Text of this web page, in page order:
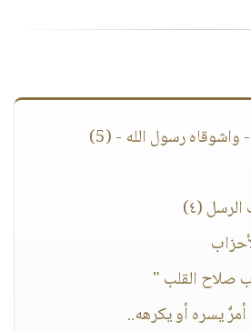
واشوقاه رسول الله - (5)
(٤)
صلاح القلب "
يسره أو يكرهه..